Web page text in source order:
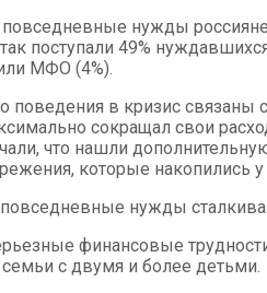
повседневные нужды
поступали 49%
МФО (4%).
поведения в кризис
сокращал свои
что нашли
которые накопились
нужды
финансовые
с двумя и более детьми.